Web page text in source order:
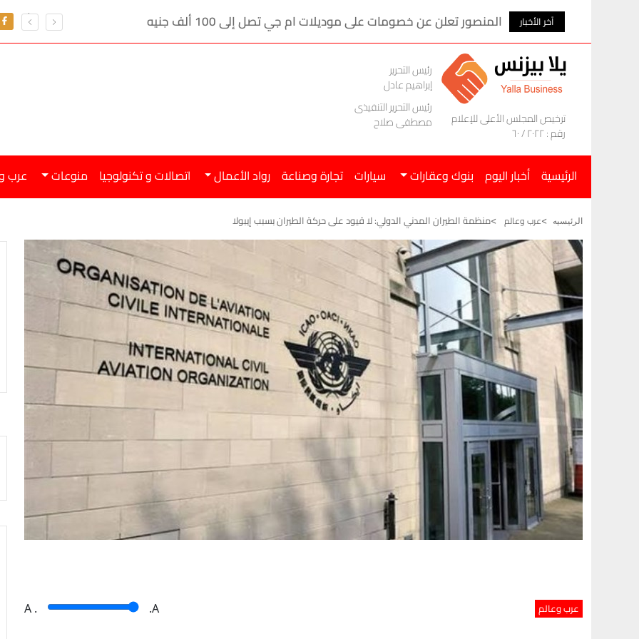
آخر الأخبار المنصور تعلن عن خصومات على موديلات ام جي تصل إلى 100 ألف جنيه
ترخيص المجلس الأعلى للإعلام
رقم : ٢٠٢٢ / ٦٠
رئيس التحرير
إبراهيم عادل
رئيس التحرير التنفيذى
مصطفى صلاح
الرئيسية أخبار اليوم بنوك وعقارات سيارات تجارة وصناعة رواد الأعمال اتصالات و تكنولوجيا منوعات عرب
الرئيسيه عرب وعالم منظمة الطيران المدني الدولي: لا قيود على حركة الطيران بسبب إيبولا
عرب وعالم A . .A